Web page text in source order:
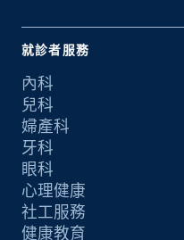
就診者服務
內科
兒科
婦產科
牙科
眼科
心理健康
社工服務
健康教育